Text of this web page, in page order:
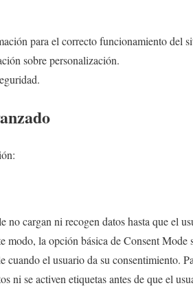
para el correcto funcionamiento del
sobre personalización.
no cargan ni recogen datos hasta que el
modo, la opción básica de Consent Mode
el usuario da su consentimiento.
ni se activen etiquetas antes de que el